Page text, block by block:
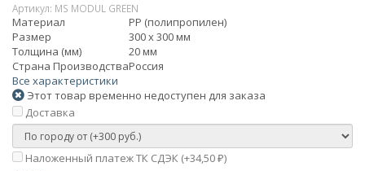
Артикул: MS MODUL GREEN
Материал
PP (полипропилен)
Размер
300 х 300 мм
Толщина (мм)
20 мм
Страна ПроизводстваРоссия
Все характеристики
Этот товар временно недоступен для заказа
Доставка
Наложенный платеж ТК СДЭК (+34,50 ₽)